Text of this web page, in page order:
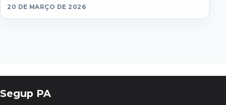
20 DE MARÇO DE 2026
Segup PA